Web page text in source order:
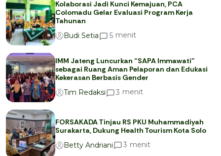
Kolaborasi Jadi Kunci Kemajuan, PCA
Colomadu Gelar Evaluasi Program Kerja
Tahunan
Budi Setia
5 menit
IMM Jateng Luncurkan “SAPA Immawati”
sebagai Ruang Aman Pelaporan dan Edukasi
Kekerasan Berbasis Gender
Tim Redaksi
3 menit
FORSAKADA Tinjau RS PKU Muhammadiyah
Surakarta, Dukung Health Tourism Kota Solo
Betty Andriani
3 menit